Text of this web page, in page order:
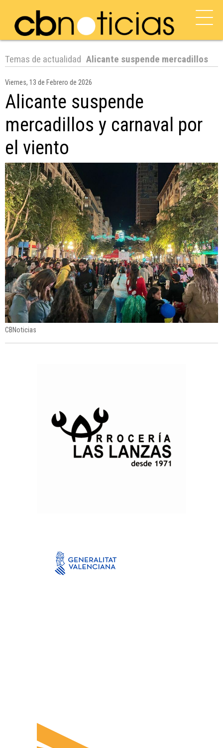
Temas de actualidad Alicante suspende mercadillos
Viernes, 13 de Febrero de 2026
Alicante suspende
mercadillos y carnaval por
el viento
CBNoticias